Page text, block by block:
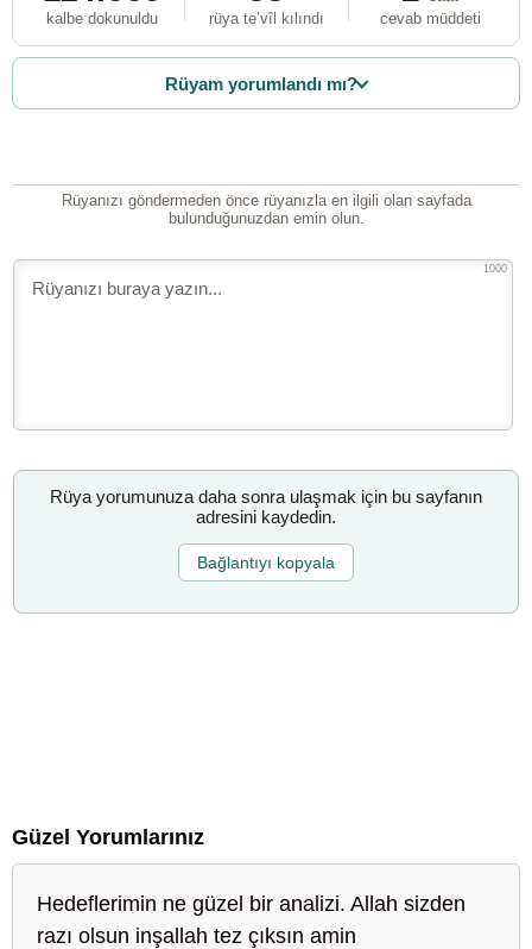
kalbe dokunuldu rüya te’vîl kılındı
cevab müddeti
Rüyam yorumlandı mı?
Rüyanızı göndermeden önce rüyanızla en ilgili olan sayfada
bulunduğunuzdan emin olun.
1000
Rüya yorumunuza daha sonra ulaşmak için bu sayfanın
adresini kaydedin.
Bağlantıyı kopyala
Güzel Yorumlarınız
Hedeflerimin ne güzel bir analizi. Allah sizden
razı olsun inşallah tez çıksın amin